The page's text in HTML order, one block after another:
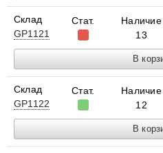
Склад
GP1121
Стат.
Наличие
13
Склад
GP1122
Стат.
Наличие
12